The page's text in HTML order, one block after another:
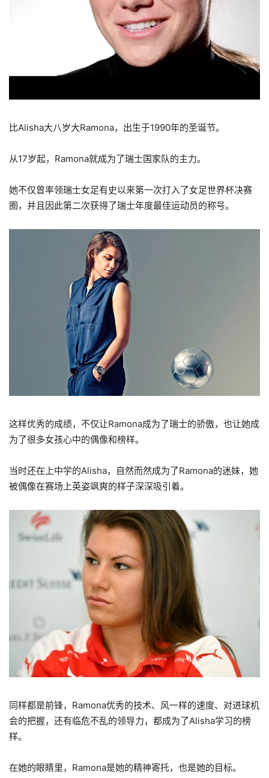
比Alisha大八岁大Ramona，出生于1990年的圣诞节。
从17岁起，Ramona就成为了瑞士国家队的主力。
她不仅曾率领瑞士女足有史以来第一次打入了女足世界杯决赛
圈，并且因此第二次获得了瑞士年度最佳运动员的称号。
这样优秀的成绩，不仅让Ramona成为了瑞士的骄傲，也让她成
为了很多女孩心中的偶像和榜样。
当时还在上中学的Alisha，自然而然成为了Ramona的迷妹，她
被偶像在赛场上英姿飒爽的样子深深吸引着。
同样都是前锋，Ramona优秀的技术、风一样的速度、对进球机
会的把握，还有临危不乱的领导力，都成为了Alisha学习的榜
样。
在她的眼睛里，Ramona是她的精神寄托，也是她的目标。